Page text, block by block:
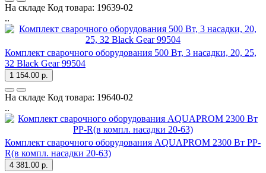
На складе Код товара: 19639-02
..
Комплект сварочного оборудования 500 Вт, 3 насадки, 20, 25,
32 Black Gear 99504
1 154.00 р.
На складе Код товара: 19640-02
..
Комплект сварочного оборудования AQUAPROM 2300 Вт PP-
R(в компл. насадки 20-63)
4 381.00 р.